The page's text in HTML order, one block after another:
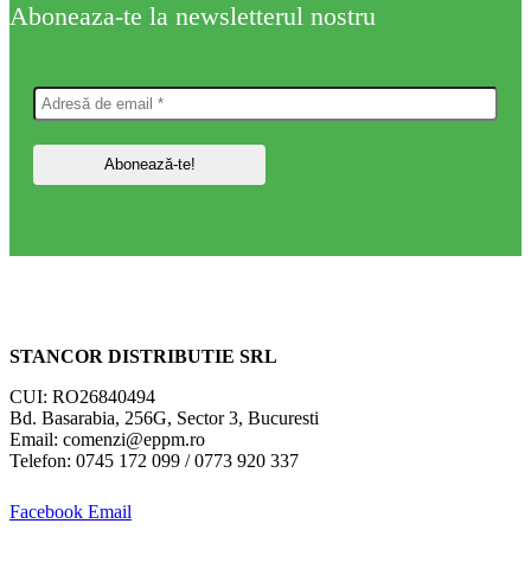
Aboneaza-te la newsletterul nostru
STANCOR DISTRIBUTIE SRL
CUI: RO26840494
Bd. Basarabia, 256G, Sector 3, Bucuresti
Email: comenzi@eppm.ro
Telefon: 0745 172 099 / 0773 920 337
Facebook Email